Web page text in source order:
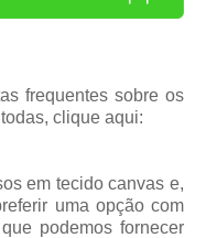
frequentes sobre os
clique aqui:
em tecido canvas e,
uma opção com
podemos fornecer